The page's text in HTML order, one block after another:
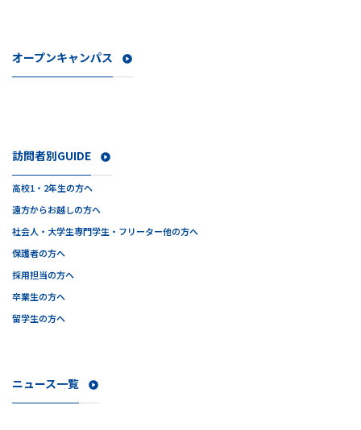
訪問者別GUIDE
高校1・2年生の方へ
遠方からお越しの方へ
社会人・大学生専門学生・フリーター他の方へ
保護者の方へ
採用担当の方へ
卒業生の方へ
留学生の方へ
オープンキャンパス
ニュース一覧